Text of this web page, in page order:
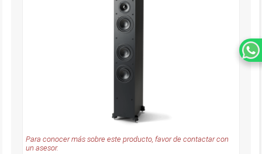
Para conocer más sobre este producto, favor de contactar con
un asesor.